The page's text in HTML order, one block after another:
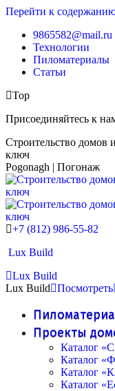
Перейти к
9865582@mail.ru
Технологии
Пиломатериалы
Статьи
Top
Присоединяйтесь к
Строительство домов
ключ
Pogonagh | Погонаж
+7 (812) 986-55-82
Lux Build
Lux Build
Lux Build
Посмотреть
Проекты
Каталог
Каталог
Каталог
Каталог